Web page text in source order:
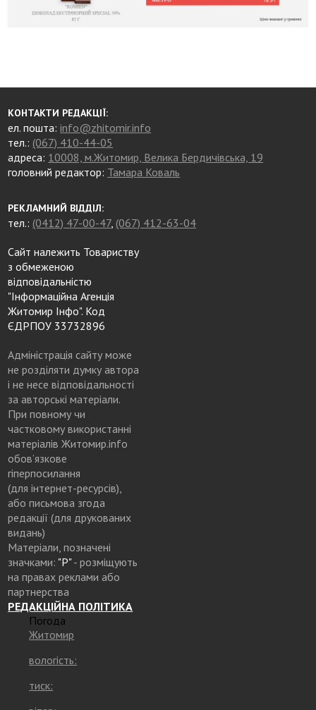
КОНТАКТИ РЕДАКЦІЇ:
ел. пошта:info@zhitomir.info
тел.: (067) 410-44-05
адреса: 10008, м.Житомир, Велика Бердичівська, 19
головний редактор: Тамара Коваль
РЕКЛАМНИЙ ВІДДІЛ:
тел.: (0412) 47-00-47, (067) 412-63-04
Сайт належить Товариству
з обмеженою
відповідальністю
"Інформаційна Агенція
Житомир Інфо". Код
ЄДРПОУ 33732896
Адміністрація сайту може
не розділяти думку автора
і не несе відповідальності
за авторські матеріали.
При повному чи
частковому використанні
матеріалів Житомир.info
обов’язкове
гіперпосилання
(для інтернет-ресурсів),
або письмова згода
редакції (для друкованих
видань)
Матеріали, позначені
значками: "Р"- розміщують
на правах реклами або
партнерства
РЕДАКЦІЙНА ПОЛІТИКА
Погода
Житомир
вологість:
тиск: